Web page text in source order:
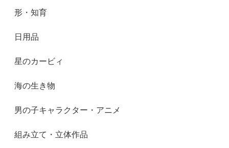
形・知育
日用品
星のカービィ
海の生き物
男の子キャラクター・アニメ
組み立て・立体作品